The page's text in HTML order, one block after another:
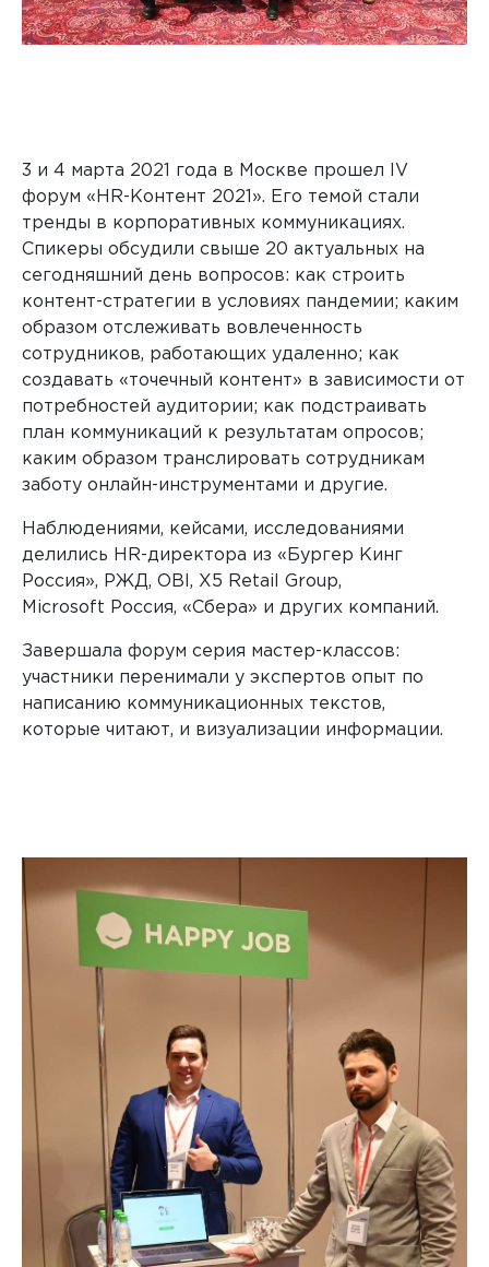
3 и 4 марта 2021 года в Москве прошел
IV
форум « HR-Контент 2021». Его темой стали
тренды в корпоративных коммуникациях.
Спикеры обсудили свыше 20 актуальных на
сегодняшний день вопросов: как строить
контент-стратегии в условиях пандемии; каким
образом отслеживать вовлеченность
сотрудников, работающих удаленно; как
создавать «точечный контент» в зависимости от
потребностей аудитории; как подстраивать
план коммуникаций к результатам опросов;
каким образом транслировать сотрудникам
заботу онлайн-инструментами и другие.
Наблюдениями, кейсами, исследованиями
делились HR-директора из «Бургер Кинг
Россия», РЖД, OBI , X 5 Retail Group,
Microsoft Россия, «Сбера» и других компаний.
Завершала форум серия мастер-классов:
участники перенимали у экспертов опыт по
написанию коммуникационных текстов,
которые читают, и визуализации информации.